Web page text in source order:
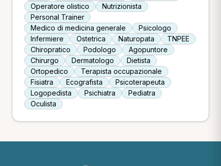
Operatore olistico
Nutrizionista
Personal Trainer
Medico di medicina generale
Psicologo
Infermiere
Ostetrica Naturopata
TNPEE
Chiropratico
Podologo
Agopuntore
Chirurgo
Dermatologo
Dietista
Ortopedico
Terapista occupazionale
Fisiatra
Ecografista
Psicoterapeuta
Logopedista
Psichiatra
Pediatra
Oculista